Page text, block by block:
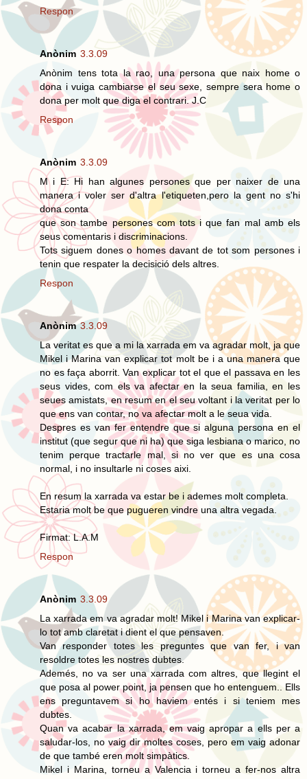
Respon
Anònim 3.3.09
Anònim tens tota la rao, una persona que naix home o
dona i vuiga cambiarse el seu sexe, sempre sera home o
dona per molt que diga el contrari. J.C
Respon
Anònim 3.3.09
M i E: Hi han algunes persones que per naixer de una
manera i voler ser d'altra l'etiqueten,pero la gent no s'hi
dona conta
que son tambe persones com tots i que fan mal amb els
seus comentaris i discriminacions.
Tots siguem dones o homes davant de tot som persones i
tenin que respater la decisició dels altres.
Respon
Anònim 3.3.09
La veritat es que a mi la xarrada em va agradar molt, ja que
Mikel i Marina van explicar tot molt be i a una manera que
no es faça aborrit. Van explicar tot el que el passava en les
seus vides, com els va afectar en la seua familia, en les
seues amistats, en resum en el seu voltant i la veritat per lo
que ens van contar, no va afectar molt a le seua vida.
Despres es van fer entendre que si alguna persona en el
institut (que segur que ni ha) que siga lesbiana o marico, no
tenim perque tractarle mal, si no ver que es una cosa
normal, i no insultarle ni coses aixi.
En resum la xarrada va estar be i ademes molt completa.
Estaria molt be que pugueren vindre una altra vegada.
Firmat: L.A.M
Respon
Anònim 3.3.09
La xarrada em va agradar molt! Mikel i Marina van explicar-
lo tot amb claretat i dient el que pensaven.
Van responder totes les preguntes que van fer, i van
resoldre totes les nostres dubtes.
Ademés, no va ser una xarrada com altres, que llegint el
que posa al power point, ja pensen que ho entenguem.. Ells
ens preguntavem si ho haviem entés i si teniem mes
dubtes.
Quan va acabar la xarrada, em vaig apropar a ells per a
saludar-los, no vaig dir moltes coses, pero em vaig adonar
de que també eren molt simpàtics.
Mikel i Marina, torneu a Valencia i torneu a fer-nos altra